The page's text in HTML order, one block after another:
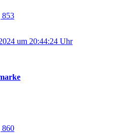
853
um 20:44:24 Uhr
860